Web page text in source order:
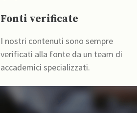
Fonti verificate
I nostri contenuti sono sempre
verificati alla fonte da un team di
accademici specializzati.